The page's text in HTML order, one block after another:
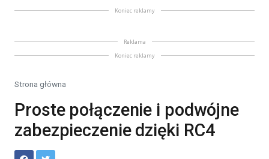
Koniec reklamy
Reklama
Koniec reklamy
Strona główna
Proste połączenie i podwójne
zabezpieczenie dzięki RC4